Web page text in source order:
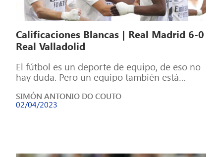
Calificaciones Blancas | Real Madrid 6-0
Real Valladolid
El fútbol es un deporte de equipo, de eso no
hay duda. Pero un equipo también está
SIMÓN ANTONIO DO COUTO
02/04/2023